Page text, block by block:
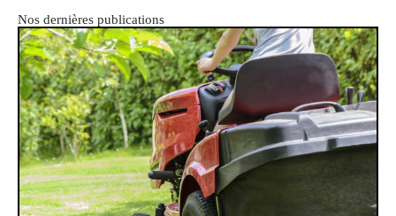
Nos dernières publications